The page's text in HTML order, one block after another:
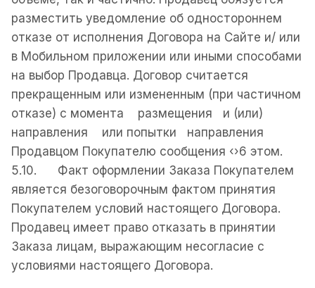
разместить уведомление об одностороннем
отказе от исполнения Договора на Сайте и/ или
в Мобильном приложении или иными способами
на выбор Продавца. Договор считается
прекращенным или измененным (при частичном
отказе) с момента размещения и (или)
направления или попытки направления
Продавцом Покупателю сообщения ‹›6 этом.
5.10. Факт оформлении Заказа Покупателем
является безоговорочным фактом принятия
Покупателем условий настоящего Договора.
Продавец имеет право отказать в принятии
Заказа лицам, выражающим несогласие с
условиями настоящего Договора.